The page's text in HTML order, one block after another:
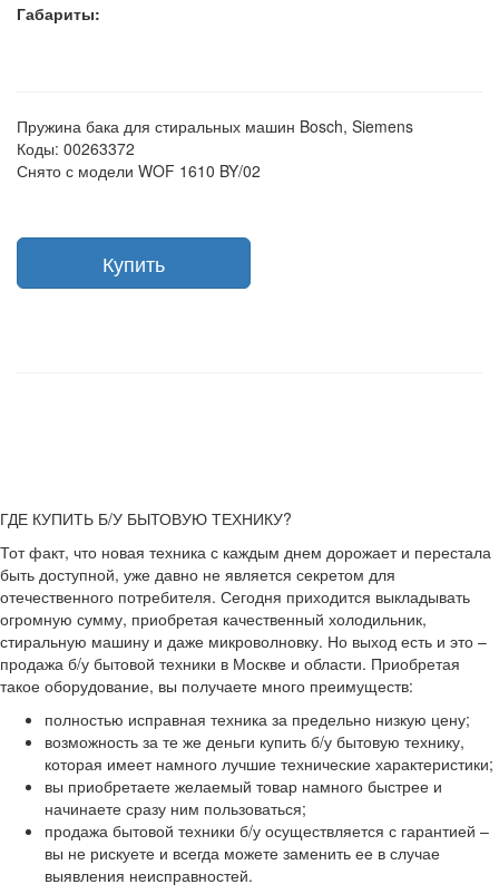
Габариты:
Пружина бака для стиральных машин Bosch, Siemens
Коды: 00263372
Снято с модели WOF 1610 BY/02
ГДЕ КУПИТЬ Б/У БЫТОВУЮ ТЕХНИКУ?
Тот факт, что новая техника с каждым днем дорожает и перестала
быть доступной, уже давно не является секретом для
отечественного потребителя. Сегодня приходится выкладывать
огромную сумму, приобретая качественный холодильник,
стиральную машину и даже микроволновку. Но выход есть и это –
продажа б/у бытовой техники в Москве и области. Приобретая
такое оборудование, вы получаете много преимуществ:
полностью исправная техника за предельно низкую цену;
возможность за те же деньги купить б/у бытовую технику,
которая имеет намного лучшие технические характеристики;
вы приобретаете желаемый товар намного быстрее и
начинаете сразу ним пользоваться;
продажа бытовой техники б/у осуществляется с гарантией –
вы не рискуете и всегда можете заменить ее в случае
выявления неисправностей.